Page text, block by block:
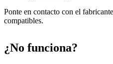
Ponte en contacto con el
compatibles.
¿No funciona?